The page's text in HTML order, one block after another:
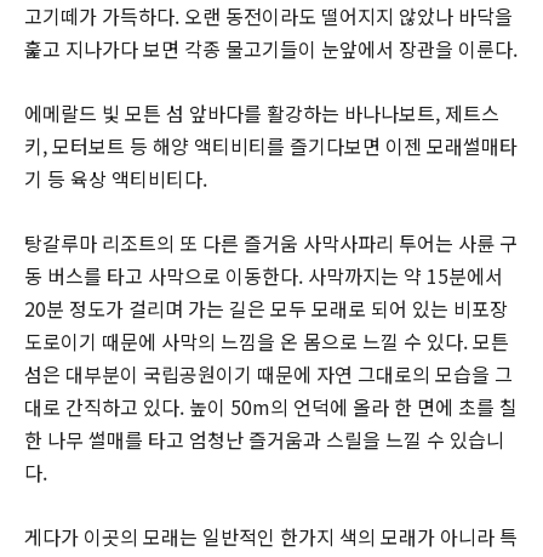
고기떼가 가득하다. 오랜 동전이라도 떨어지지 않았나 바닥을
훑고 지나가다 보면 각종 물고기들이 눈앞에서 장관을 이룬다.
에메랄드 빛 모튼 섬 앞바다를 활강하는 바나나보트, 제트스
키, 모터보트 등 해양 액티비티를 즐기다보면 이젠 모래썰매타
기 등 육상 액티비티다.
탕갈루마 리조트의 또 다른 즐거움 사막사파리 투어는 사륜 구
동 버스를 타고 사막으로 이동한다. 사막까지는 약 15분에서
20분 정도가 걸리며 가는 길은 모두 모래로 되어 있는 비포장
도로이기 때문에 사막의 느낌을 온 몸으로 느낄 수 있다. 모튼
섬은 대부분이 국립공원이기 때문에 자연 그대로의 모습을 그
대로 간직하고 있다. 높이 50m의 언덕에 올라 한 면에 초를 칠
한 나무 썰매를 타고 엄청난 즐거움과 스릴을 느낄 수 있습니
다.
게다가 이곳의 모래는 일반적인 한가지 색의 모래가 아니라 특